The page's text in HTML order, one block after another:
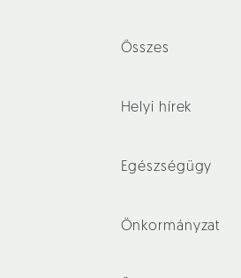
Összes
Helyi hírek
Egészségügy
Önkormányzat